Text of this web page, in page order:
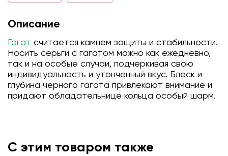
Описание
Гагат считается камнем защиты и стабильности.
Носить серьги с гагатом можно как ежедневно,
так и на особые случаи, подчеркивая свою
индивидуальность и утонченный вкус. Блеск и
глубина черного гагата привлекают внимание и
придают обладательнице кольца особый шарм.
С этим товаром также